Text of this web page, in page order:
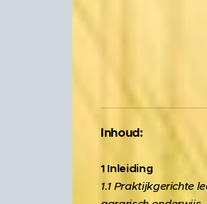
Inhoud:
1 Inleiding
1.1 Praktijkgerichte